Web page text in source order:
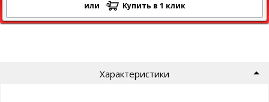
или Купить в 1 клик
Характеристики